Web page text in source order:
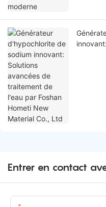
Entrer en contact